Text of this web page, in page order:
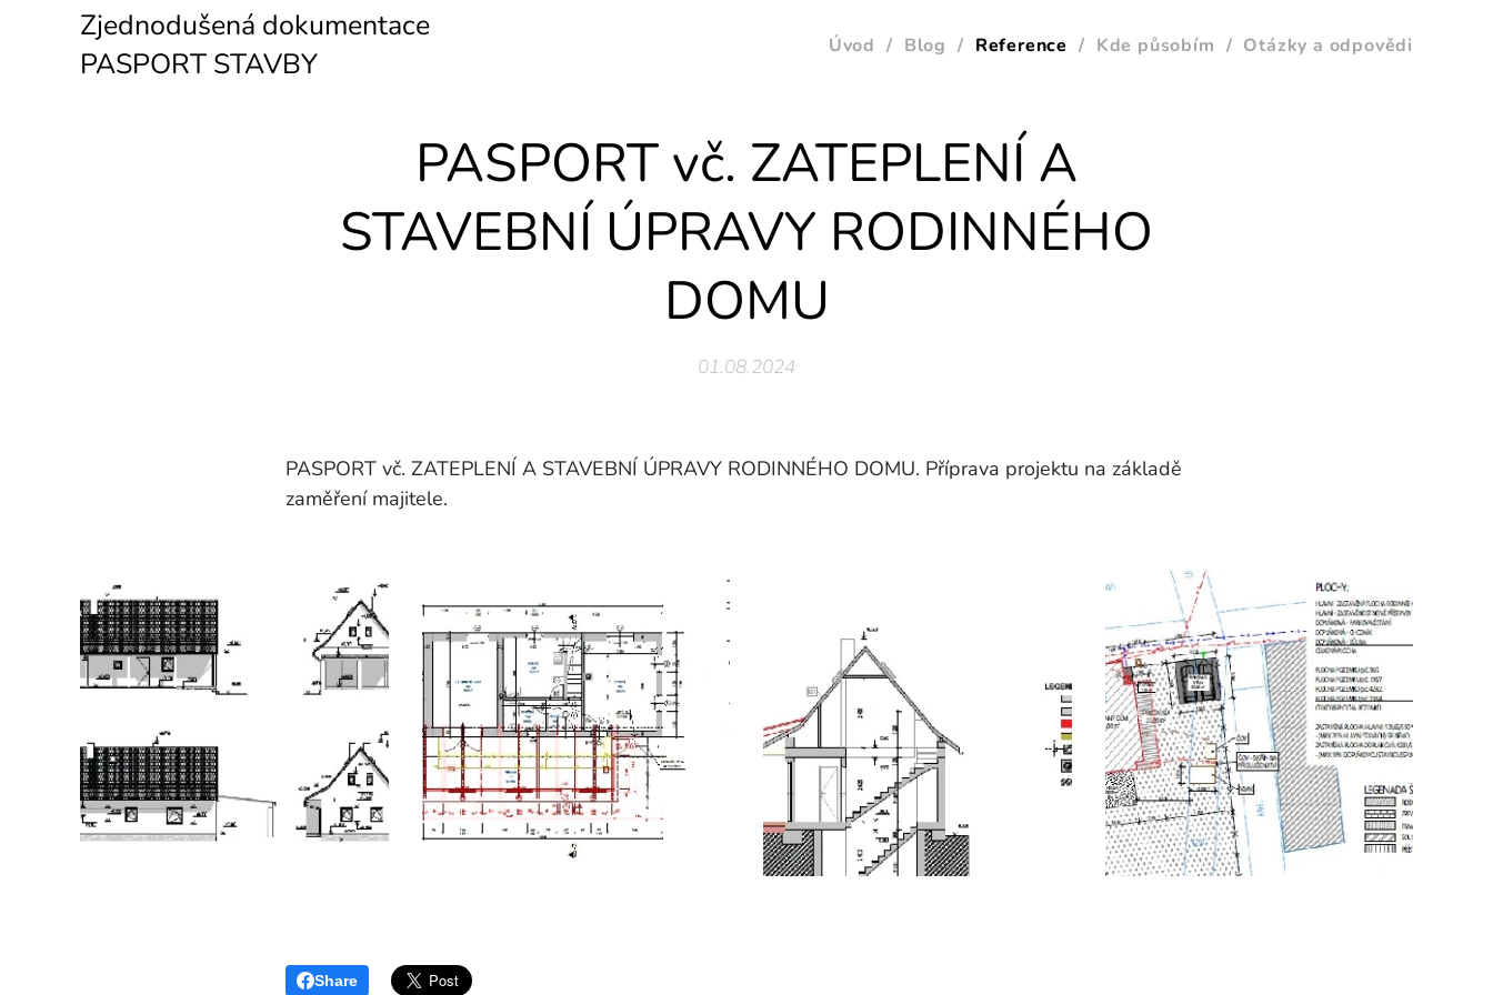
Zjednodušená dokumentace
PASPORT STAVBY
Úvod Blog Reference Kde působím Otázky a odpovědi
PASPORT vč. ZATEPLENÍ A
STAVEBNÍ ÚPRAVY RODINNÉHO
DOMU
01.08.2024
PASPORT vč. ZATEPLENÍ A STAVEBNÍ ÚPRAVY RODINNÉHO DOMU. Příprava projektu na základě
zaměření majitele.
Share